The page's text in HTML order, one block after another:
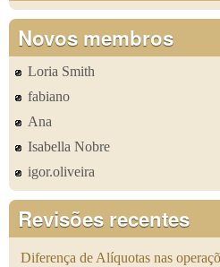
Novos membros
Loria Smith
fabiano
Ana
Isabella Nobre
igor.oliveira
Revisões recentes
Diferença de Alíquotas nas